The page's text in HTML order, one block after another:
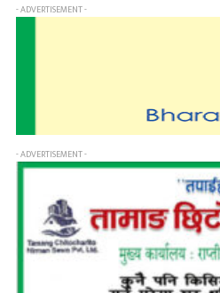
- ADVERTISEMENT -
- ADVERTISEMENT -